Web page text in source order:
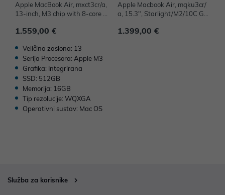
Apple MacBook Air, mxct3cr/a,
13-inch, M3 chip with 8-core C
12GB SSD - Silver
1.559,00 €
Veličina zaslona: 13
Serija Procesora: Apple M3
Grafika: Integrirana
SSD: 512GB
Memorija: 16GB
Tip rezolucije: WQXGA
Operativni sustav: Mac OS
Apple Macbook Air, mqku3cr/
a, 15.3", Starlight/M2/10C GP
a - IZLOŽBENI ARTIKL
1.399,00 €
Služba za korisnike